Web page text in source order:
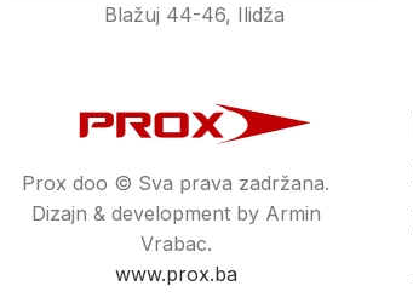
Blažuj 44-46, Ilidža
Prox doo © Sva prava zadržana.
Dizajn & development by Armin
Vrabac.
www.prox.ba